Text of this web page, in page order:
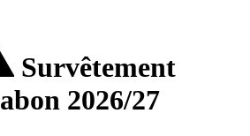
Survêtement
2026/27